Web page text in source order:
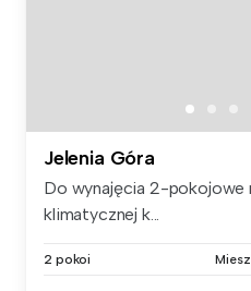
Jelenia Góra
Do wynajęcia 2-pokojowe
klimatycznej k...
2 pokoi